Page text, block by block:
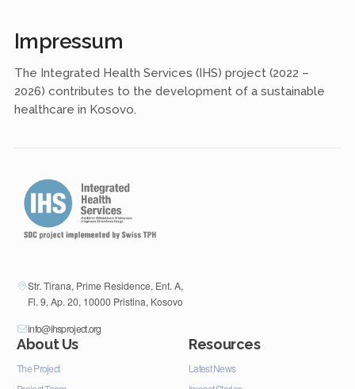
Impressum
The Integrated Health Services (IHS) project (2022 –
2026) contributes to the development of a sustainable
healthcare in Kosovo.
Str. Tirana, Prime Residence, Ent. A,
Fl. 9, Ap. 20, 10000 Pristina, Kosovo
info@ihsproject.org
About Us
The Project
Resources
Latest News